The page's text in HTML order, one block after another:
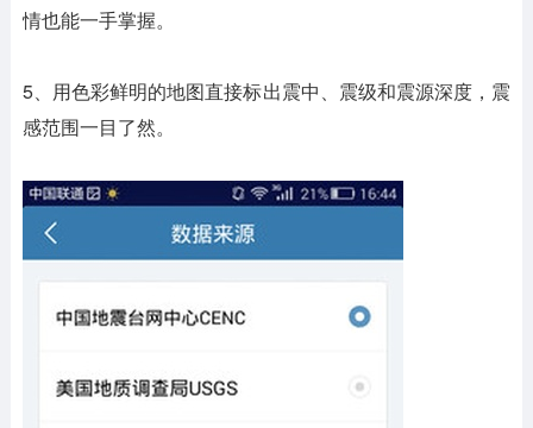
情也能一手掌握。
5、用色彩鲜明的地图直接标出震中、震级和震源深度，震
感范围一目了然。